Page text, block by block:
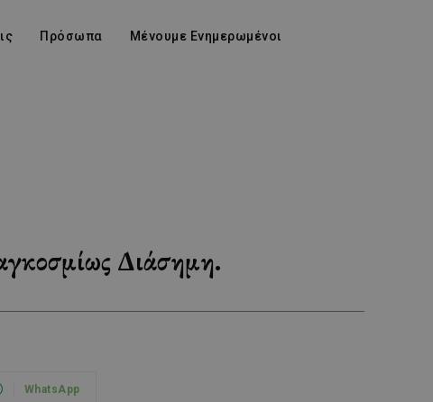
Πρόσωπα Μένουμε Ενημερωμένοι
Διάσημη.
WhatsApp